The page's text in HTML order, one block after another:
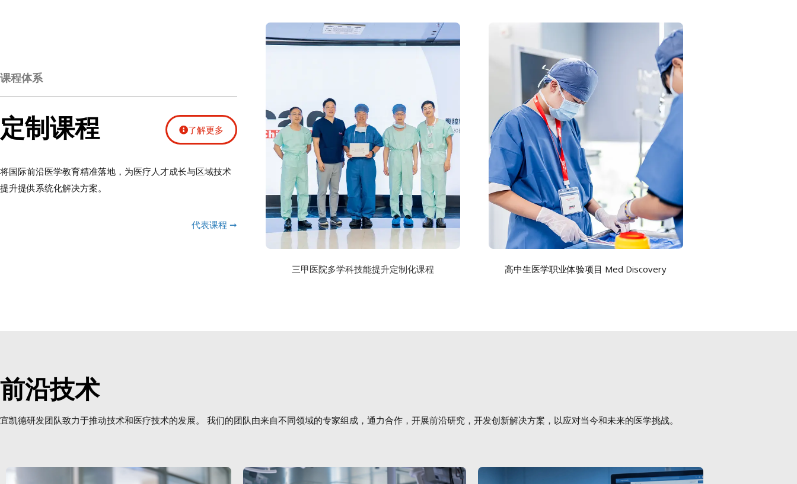
课程体系
定制课程 了解更多
将国际前沿医学教育精准落地，为医疗人才成长与区域技术
提升提供系统化解决方案。
代表课程 ➞
三甲医院多学科技能提升定制化课程 高中生医学职业体验项目 Med Discovery
前沿技术
宜凯德研发团队致力于推动技术和医疗技术的发展。 我们的团队由来自不同领域的专家组成，通力合作，开展前沿研究，开发创新解决方案，以应对当今和未来的医学挑战。